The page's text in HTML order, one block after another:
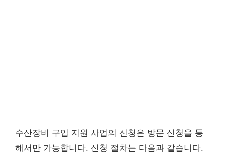
수산장비 구입 지원 사업의 신청은 방문 신청을 통
해서만 가능합니다. 신청 절차는 다음과 같습니다.